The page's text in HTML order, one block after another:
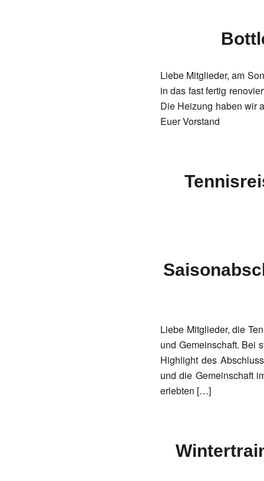
Liebe Mitglieder, am
in das fast fertig
Die Heizung haben wir
Euer Vorstand
Liebe Mitglieder, die
und Gemeinschaft. Bei
Highlight des
und die Gemeinschaft
erlebten […]